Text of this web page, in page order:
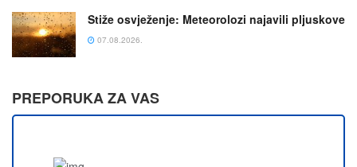
Stiže osvježenje: Meteorolozi najavili pljuskove
07.08.2026.
PREPORUKA ZA VAS